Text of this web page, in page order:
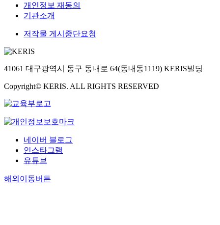
개인정보 재동의
기관소개
저작물 게시중단요청
41061 대구광역시 동구 동내로 64(동내동1119) KERIS빌딩
Copyright© KERIS. ALL RIGHTS RESERVED
네이버 블로그
인스타그램
유튜브
해외이동버튼